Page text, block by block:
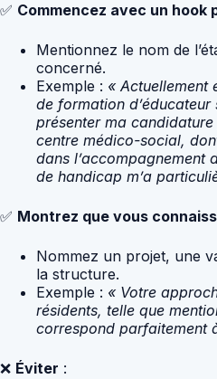
✅ Commencez avec un hook
Mentionnez le nom de
concerné.
Exemple : « Actuellement
de formation
présenter ma
centre médico-social,
dans l’accompagnement
de handicap m’a
✅ Montrez que vous
Nommez un projet, une
la structure.
Exemple : « Votre
résidents, telle que
correspond parfaitement
❌ Éviter :